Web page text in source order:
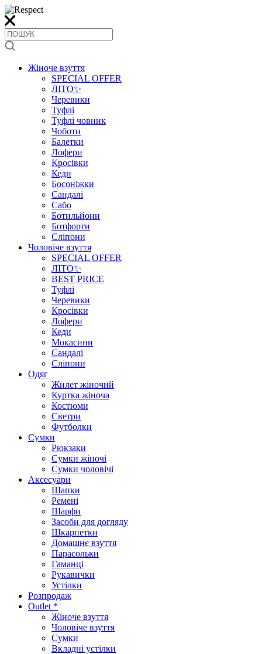
Жіноче взуття
SPECIAL OFFER
ЛІТО✨
Черевики
Туфлі
Туфлі човник
Чоботи
Балетки
Лофери
Кросівки
Кеди
Босоніжки
Сандалі
Сабо
Ботильйони
Ботфорти
Сліпони
Чоловіче взуття
SPECIAL OFFER
ЛІТО✨
BEST PRICE
Туфлі
Черевики
Кросівки
Лофери
Кеди
Мокасини
Сандалі
Сліпони
Одяг
Жилет жіночий
Куртка жіноча
Костюми
Светри
Футболки
Сумки
Рюкзаки
Сумки жіночі
Сумки чоловічі
Аксеcуари
Шапки
Ремені
Шарфи
Засоби для догляду
Шкарпетки
Домашнє взуття
Парасольки
Гаманці
Рукавички
Устілки
Розпродаж
Outlet *
Жіноче взуття
Чоловіче взуття
Сумки
Вкладні устілки